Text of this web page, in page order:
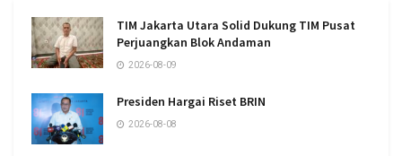
TIM Jakarta Utara Solid Dukung TIM Pusat
Perjuangkan Blok Andaman
2026-08-09
Presiden Hargai Riset BRIN
2026-08-08